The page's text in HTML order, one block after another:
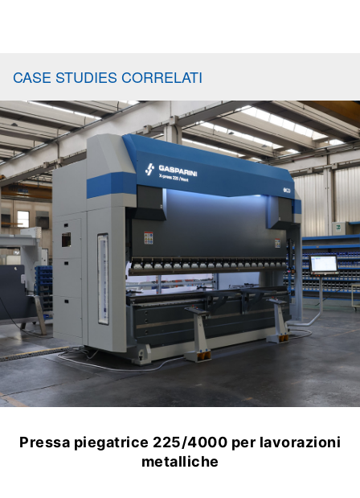
CASE STUDIES CORRELATI
Pressa piegatrice 275/3000 per quadri
elettrici